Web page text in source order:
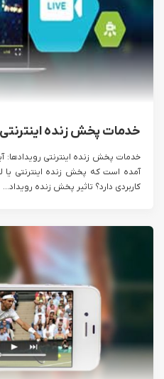
خدمات پخش زنده اینترنتی
خدمات پخش زنده اینترنتی رویدادها:
آمده است که پخش زنده اینترنتی
کاربردی دارد؟ تاثیر پخش زنده رویداد...